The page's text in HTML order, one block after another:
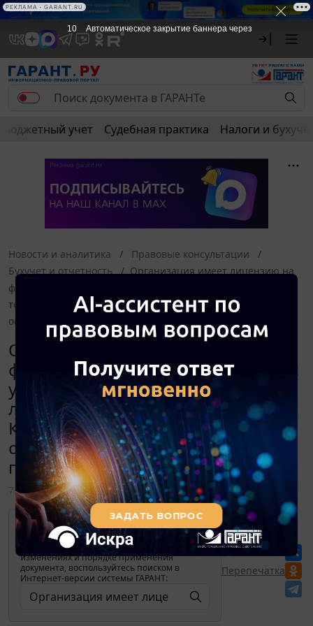
Бюджетный учет Судебная практика Налоги и
Новости и аналитика
Правовые консультации
Бухучет и отчетность
Организация имеет лицензию на
фармацевтическую деятельность (с указанием "оптовая
торговля лекарственными средствами"). Какие документы
она должна оформлять при отгрузке товаров покупателям?
Организация имеет лицензию на
фармацевтическую деятельность (с
указанием "оптовая торговля
лекарственными средствами").
Какие документы она должна
оформлять при отгрузке товаров
покупателям?
7 мая 2013
Для просмотра актуального текста
документа и получения полной
информации о вступлении в силу,
изменениях и порядке применения
документа, воспользуйтесь поиском в
Интернет-версии системы ГАРАНТ:
Перепечатка
10 Автоматическое закрытие баннера через
РЕКЛАМА • GARANT.RU